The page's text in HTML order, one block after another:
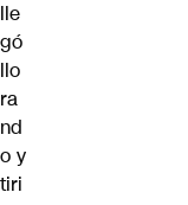
lle
gó
llo
ra
nd
o y
tiri